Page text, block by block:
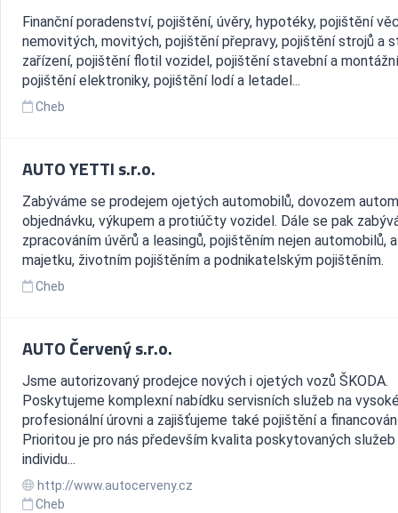
Finanční poradenství, pojištění, úvěry, hypotéky, pojištění
nemovitých, movitých, pojištění přepravy, pojištění strojů a
zařízení, pojištění flotil vozidel, pojištění stavební a
pojištění elektroniky, pojištění lodí a letadel...
Cheb
AUTO YETTI s.r.o.
Zabýváme se prodejem ojetých automobilů, dovozem
objednávku, výkupem a protiúčty vozidel. Dále se pak
zpracováním úvěrů a leasingů, pojištěním nejen automobilů,
majetku, životním pojištěním a podnikatelským pojištěním.
Cheb
AUTO Červený s.r.o.
Jsme autorizovaný prodejce nových i ojetých vozů ŠKODA.
Poskytujeme komplexní nabídku servisních služeb na
profesionální úrovni a zajišťujeme také pojištění a
Prioritou je pro nás především kvalita poskytovaných služeb
individu...
http://www.autocerveny.cz
Cheb